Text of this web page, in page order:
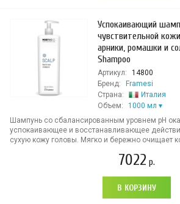
Успокаивающий
чувствительной
арники, ромашки и
Shampoo
Артикул:
14800
Бренд:
Framesi
Страна:
Италия
Объем:
1000 мл
Шампунь со сбалансированным уровнем pH
успокаивающее и восстанавливающее
сухую кожу головы. Мягко и бережно очищает
7022 р.
В КОРЗИНУ